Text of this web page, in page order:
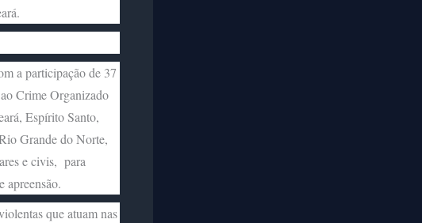
a participação de 37
Crime Organizado
Espírito Santo,
Grande do Norte,
e civis, para
apreensão.
que atuam nas